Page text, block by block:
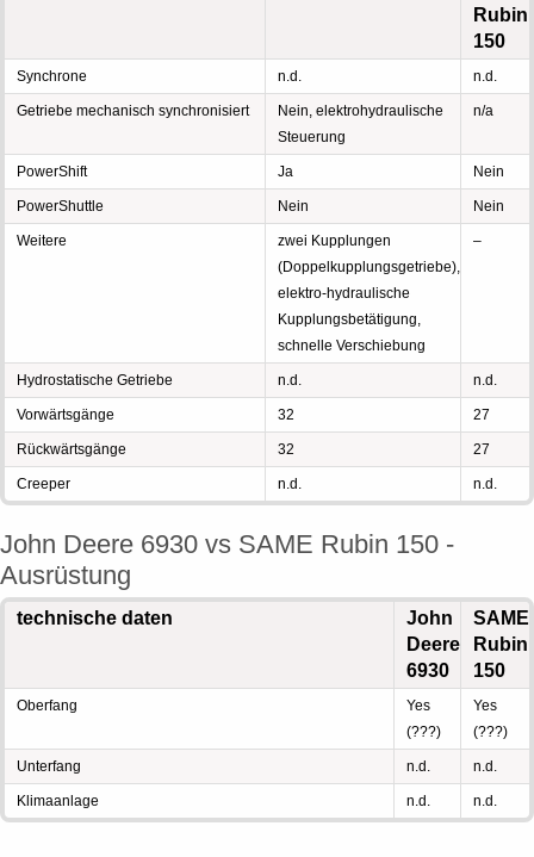
Rubin
150
Synchrone n.d. n.d.
Getriebe mechanisch synchronisiert
Nein, elektrohydraulische
Steuerung
n/a
PowerShift Ja Nein
PowerShuttle Nein Nein
Weitere
zwei Kupplungen
(Doppelkupplungsgetriebe),
elektro-hydraulische
Kupplungsbetätigung,
schnelle Verschiebung
–
Hydrostatische Getriebe n.d. n.d.
Vorwärtsgänge 32 27
Rückwärtsgänge 32 27
Creeper n.d. n.d.
John Deere 6930 vs SAME Rubin 150 -
Ausrüstung
technische daten
John
Deere
6930
SAME
Rubin
150
Oberfang
Yes
(???)
Yes
(???)
Unterfang n.d. n.d.
Klimaanlage n.d. n.d.